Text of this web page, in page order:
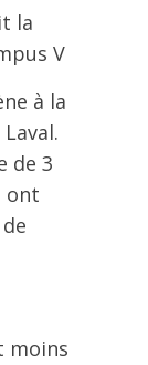
la
V
à la
de 3
ont
moins